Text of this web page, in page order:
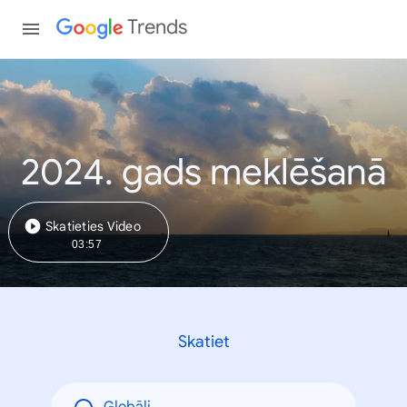
Trends
2024. gads meklēšanā
Skatieties Video
03:57
Skatiet